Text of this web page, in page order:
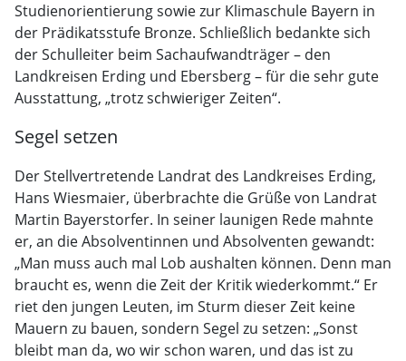
Studienorientierung sowie zur Klimaschule Bayern in
der Prädikatsstufe Bronze. Schließlich bedankte sich
der Schulleiter beim Sachaufwandträger – den
Landkreisen Erding und Ebersberg – für die sehr gute
Ausstattung, „trotz schwieriger Zeiten“.
Segel setzen
Der Stellvertretende Landrat des Landkreises Erding,
Hans Wiesmaier, überbrachte die Grüße von Landrat
Martin Bayerstorfer. In seiner launigen Rede mahnte
er, an die Absolventinnen und Absolventen gewandt:
„Man muss auch mal Lob aushalten können. Denn man
braucht es, wenn die Zeit der Kritik wiederkommt.“ Er
riet den jungen Leuten, im Sturm dieser Zeit keine
Mauern zu bauen, sondern Segel zu setzen: „Sonst
bleibt man da, wo wir schon waren, und das ist zu